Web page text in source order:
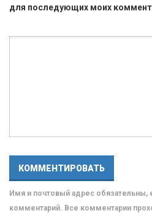
для последующих моих
Имя и почтовый адрес обязательны,
комментарий. Все комментарии